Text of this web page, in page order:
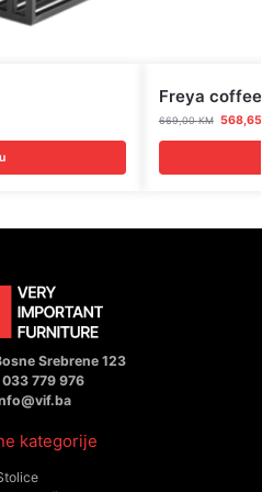
Freya
669,00KM
Srebrene 123
033 779 976
kategorije